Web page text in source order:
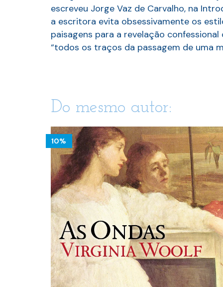
escreveu Jorge Vaz de Carvalho, na
a escritora evita obsessivamente os
paisagens para a revelação
“todos os traços da passagem de uma
Do mesmo autor:
10%